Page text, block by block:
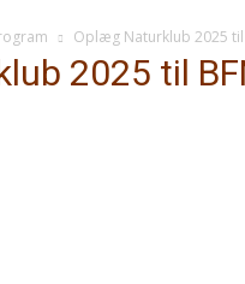
Oplæg Naturklub 2025 til
2025 til